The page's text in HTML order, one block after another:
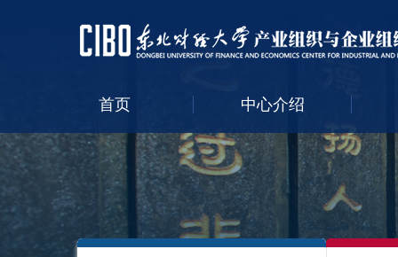
首页 中心介绍